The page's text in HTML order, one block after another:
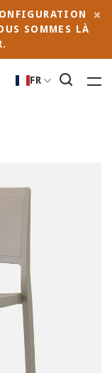
SOMMES LÀ
FR